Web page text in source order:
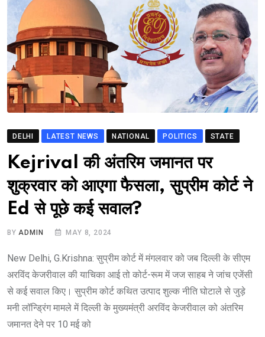
DELHI LATEST NEWS NATIONAL POLITICS STATE
Kejrival की अंतरिम जमानत पर
शुक्रवार को आएगा फैसला, सुप्रीम कोर्ट ने
Ed से पूछे कई सवाल?
BYADMIN MAY 8, 2024
New Delhi, G.Krishna: सुप्रीम कोर्ट में मंगलवार को जब दिल्ली के सीएम
अरविंद केजरीवाल की याचिका आई तो कोर्ट-रूम में जज साहब ने जांच एजेंसी
से कई सवाल किए। सुप्रीम कोर्ट कथित उत्पाद शुल्क नीति घोटाले से जुड़े
मनी लॉन्ड्रिंग मामले में दिल्ली के मुख्यमंत्री अरविंद केजरीवाल को अंतरिम
जमानत देने पर 10 मई को